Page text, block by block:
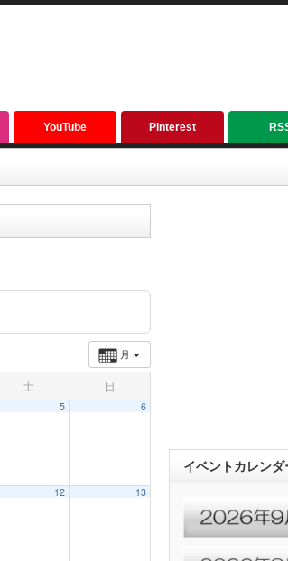
YouTube Pinterest
月
土 日
5 6
12 13
イベントカレンダ